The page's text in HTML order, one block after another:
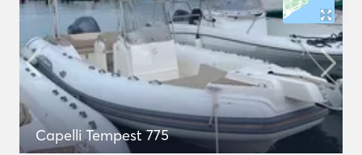
Capelli Tempest 775